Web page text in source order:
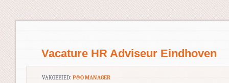
Vacature HR Adviseur Eindhoven
VAKGEBIED: P&O MANAGER